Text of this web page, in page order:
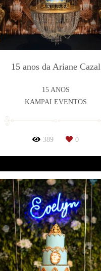
15 anos da Ariane Cazal
15 ANOS
KAMPAI EVENTOS
389 0